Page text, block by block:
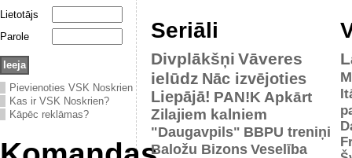
Lietotājs
Parole
Pievienoties VSK Noskrien
Kas ir VSK Noskrien?
Kāpēc reklāmas?
Seriāli
Divplākšņi Vāveres
ielūdz Nāc izvējoties
Liepājā! PAN!K Apkārt
Zilajiem kalniem
"Daugavpils" BBPU treniņi
Baložu BizonsVeselība